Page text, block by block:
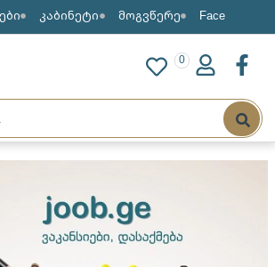
კაბინეტი მოგვწერე Face
0